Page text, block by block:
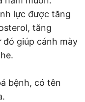
lực được tăng
tăng
đó giúp cánh mày
bệnh, có tên